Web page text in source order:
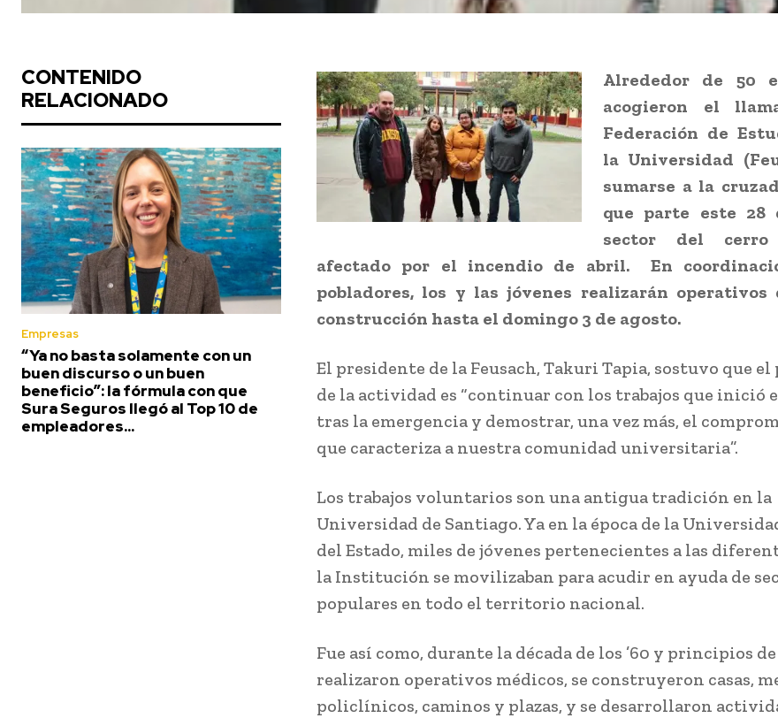
CONTENIDO
RELACIONADO
Empresas
“Ya no basta solamente con un
buen discurso o un buen
beneficio”: la fórmula con que
Sura Seguros llegó al Top 10 de
empleadores...
Alrededor de 50
acogieron el
Federación de
la Universidad
sumarse a la
que parte este
sector del
afectado por el incendio de abril. En
pobladores, los y las jóvenes realizarán
construcción hasta el domingo 3 de agosto.
El presidente de la Feusach, Takuri Tapia, sostuvo que
de la actividad es “continuar con los trabajos que inició
tras la emergencia y demostrar, una vez más, el
que caracteriza a nuestra comunidad universitaria”.
Los trabajos voluntarios son una antigua tradición en la
Universidad de Santiago. Ya en la época de la
del Estado, miles de jóvenes pertenecientes a las
la Institución se movilizaban para acudir en ayuda de
populares en todo el territorio nacional.
Fue así como, durante la década de los ’60 y principios de
realizaron operativos médicos, se construyeron casas,
policlínicos, caminos y plazas, y se desarrollaron